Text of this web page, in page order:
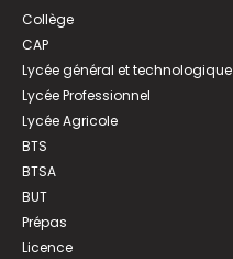
Collège
CAP
Lycée général et technologique
Lycée Professionnel
Lycée Agricole
BTS
BTSA
BUT
Prépas
Licence